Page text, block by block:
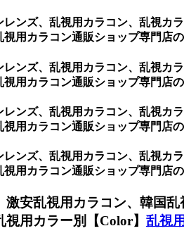
ンズ、乱視用カラコン、乱視カ
用カラコン通販ショップ専門店
ンズ、乱視用カラコン、乱視カ
用カラコン通販ショップ専門店
ンズ、乱視用カラコン、乱視カ
用カラコン通販ショップ専門店
ンズ、乱視用カラコン、乱視カ
用カラコン通販ショップ専門店
安乱視用カラコン、韓国
用カラー別【Color】 乱視